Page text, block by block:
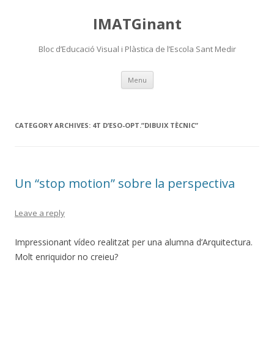
IMATGinant
Bloc d’Educació Visual i Plàstica de l’Escola Sant Medir
Menu Skip
content
CATEGORY ARCHIVES: 4T D’ESO-OPT.”DIBUIX TÈCNIC”
Un “stop motion” sobre la perspectiva
Leave a reply
Impressionant vídeo realitzat per una alumna d’Arquitectura.
Molt enriquidor no creieu?